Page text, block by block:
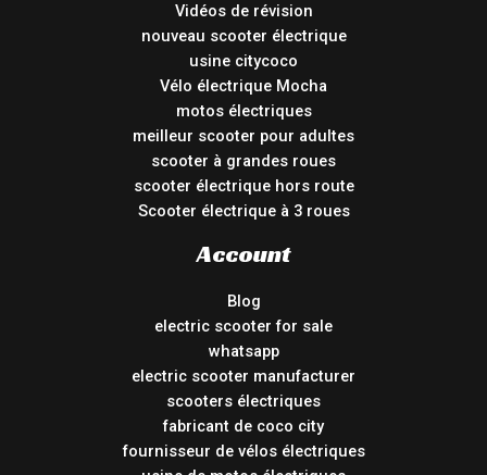
Vidéos de révision
nouveau scooter électrique
usine citycoco
Vélo électrique Mocha
motos électriques
meilleur scooter pour adultes
scooter à grandes roues
scooter électrique hors route
Scooter électrique à 3 roues
Account
Blog
electric scooter for sale
whatsapp
electric scooter manufacturer
scooters électriques
fabricant de coco city
fournisseur de vélos électriques